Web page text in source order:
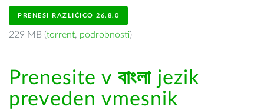
PRENESI RAZLIČICO 26.8.0
229 MB (torrent, podrobnosti)
Prenesite v বাংলা jezik
preveden vmesnik